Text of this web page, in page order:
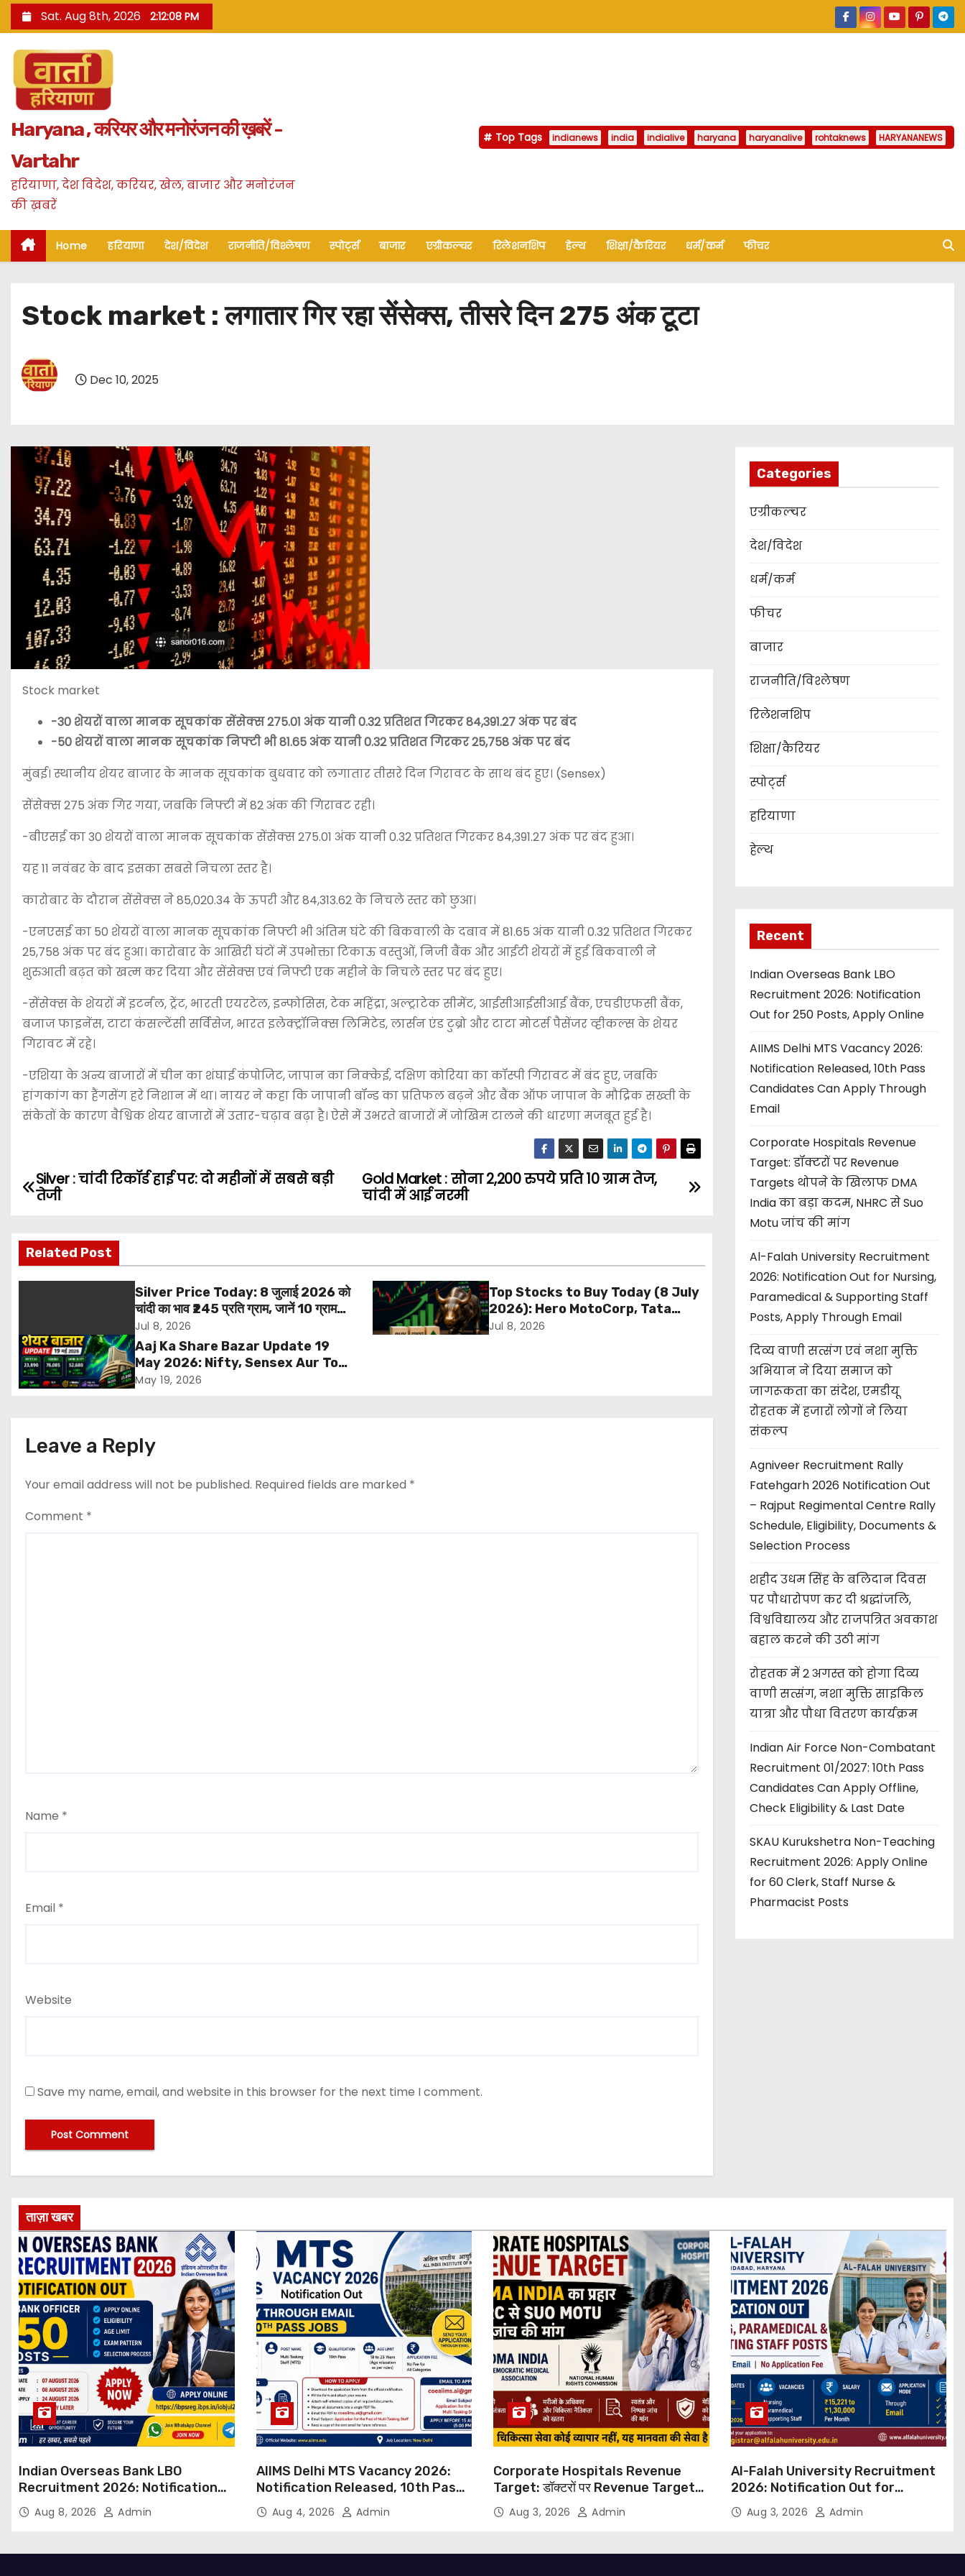
k
n
Sat. Aug 8th, 2026 2:12:09 PM
Haryana , करियर और मनोरंजन की ख़बरें -
Vartahr
हरियाणा, देश विदेश, करियर, खेल, बाजार और मनोरंजन
की ख़बरें
Top Tags indianews india indialive haryana haryanalive rohtaknews HARYANANEWS
Home हरियाणा देश/विदेश राजनीति/विश्लेषण स्पोर्ट्स बाजार एग्रीकल्चर रिलेशनशिप हेल्थ शिक्षा/कैरियर धर्म/कर्म फीचर
Stock market : लगातार गिर रहा सेंसेक्स, तीसरे दिन 275 अंक टूटा
Dec 10, 2025
Stock market
-30 शेयरों वाला मानक सूचकांक सेंसेक्स 275.01 अंक यानी 0.32 प्रतिशत गिरकर 84,391.27 अंक पर बंद
-50 शेयरों वाला मानक सूचकांक निफ्टी भी 81.65 अंक यानी 0.32 प्रतिशत गिरकर 25,758 अंक पर बंद
मुंबई। स्थानीय शेयर बाजार के मानक सूचकांक बुधवार को लगातार तीसरे दिन गिरावट के साथ बंद हुए। (Sensex)
सेंसेक्स 275 अंक गिर गया, जबकि निफ्टी में 82 अंक की गिरावट रही।
-बीएसई का 30 शेयरों वाला मानक सूचकांक सेंसेक्स 275.01 अंक यानी 0.32 प्रतिशत गिरकर 84,391.27 अंक पर बंद हुआ।
यह 11 नवंबर के बाद इसका सबसे निचला स्तर है।
कारोबार के दौरान सेंसेक्स ने 85,020.34 के ऊपरी और 84,313.62 के निचले स्तर को छुआ।
-एनएसई का 50 शेयरों वाला मानक सूचकांक निफ्टी भी अंतिम घंटे की बिकवाली के दबाव में 81.65 अंक यानी 0.32 प्रतिशत गिरकर
25,758 अंक पर बंद हुआ। कारोबार के आखिरी घंटों में उपभोक्ता टिकाऊ वस्तुओं, निजी बैंक और आईटी शेयरों में हुई बिकवाली ने
शुरुआती बढ़त को खत्म कर दिया और सेंसेक्स एवं निफ्टी एक महीने के निचले स्तर पर बंद हुए।
-सेंसेक्स के शेयरों में इटर्नल, ट्रेंट, भारती एयरटेल, इन्फोसिस, टेक महिंद्रा, अल्ट्राटेक सीमेंट, आईसीआईसीआई बैंक, एचडीएफसी बैंक,
बजाज फाइनेंस, टाटा कंसल्टेंसी सर्विसेज, भारत इलेक्ट्रॉनिक्स लिमिटेड, लार्सन एंड टुब्रो और टाटा मोटर्स पैसेंजर व्हीकल्स के शेयर
गिरावट में रहे।
-एशिया के अन्य बाजारों में चीन का शंघाई कंपोजिट, जापान का निक्केई, दक्षिण कोरिया का कॉस्पी गिरावट में बंद हुए, जबकि
हांगकांग का हैंगसेंग हरे निशान में था। नायर ने कहा कि जापानी बॉन्ड का प्रतिफल बढ़ने और बैंक ऑफ जापान के मौद्रिक सख्ती के
संकेतों के कारण वैश्विक शेयर बाजारों में उतार-चढ़ाव बढ़ा है। ऐसे में उभरते बाजारों में जोखिम टालने की धारणा मजबूत हुई है।
P
s
t
a
v
i
a
t
i
Gold Market : सोना 2,200 रुपये प्रति 10 ग्राम तेज,
चांदी में आई नरमी
Silver : चांदी रिकॉर्ड हाई पर: दो महीनों में सबसे बड़ी
तेजी
Related Post
Silver Price Today: 8 जुलाई 2026 को
चांदी का भाव ₹245 प्रति ग्राम, जानें 10 ग्राम
और 1 किलो सिल्वर की नई कीमत
Jul 8, 2026
Top Stocks to Buy Today (8 July
2026): Hero MotoCorp, Tata
Steel और ITBEES में खरीदारी की सलाह,
Jul 8, 2026
Aaj Ka Share Bazar Update 19
May 2026: Nifty, Sensex Aur Top
Gainers
May 19, 2026
Leave a Reply
Your email address will not be published. Required fields are marked *
Comment *
Name *
Email *
Website
Save my name, email, and website in this browser for the next time I comment.
Categories
एग्रीकल्चर
देश/विदेश
धर्म/कर्म
फीचर
बाजार
राजनीति/विश्लेषण
रिलेशनशिप
शिक्षा/कैरियर
स्पोर्ट्स
हरियाणा
हेल्थ
Recent
Indian Overseas Bank LBO
Recruitment 2026: Notification
Out for 250 Posts, Apply Online
AIIMS Delhi MTS Vacancy 2026:
Notification Released, 10th Pass
Candidates Can Apply Through
Email
Corporate Hospitals Revenue
Target: डॉक्टरों पर Revenue
Targets थोपने के खिलाफ DMA
India का बड़ा कदम, NHRC से Suo
Motu जांच की मांग
Al-Falah University Recruitment
2026: Notification Out for Nursing,
Paramedical & Supporting Staff
Posts, Apply Through Email
दिव्य वाणी सत्संग एवं नशा मुक्ति
अभियान ने दिया समाज को
जागरूकता का संदेश, एमडीयू
रोहतक में हजारों लोगों ने लिया
संकल्प
Agniveer Recruitment Rally
Fatehgarh 2026 Notification Out
– Rajput Regimental Centre Rally
Schedule, Eligibility, Documents &
Selection Process
शहीद उधम सिंह के बलिदान दिवस
पर पौधारोपण कर दी श्रद्धांजलि,
विश्वविद्यालय और राजपत्रित अवकाश
बहाल करने की उठी मांग
रोहतक में 2 अगस्त को होगा दिव्य
वाणी सत्संग, नशा मुक्ति साइकिल
यात्रा और पौधा वितरण कार्यक्रम
Indian Air Force Non-Combatant
Recruitment 01/2027: 10th Pass
Candidates Can Apply Offline,
Check Eligibility & Last Date
SKAU Kurukshetra Non-Teaching
Recruitment 2026: Apply Online
for 60 Clerk, Staff Nurse &
Pharmacist Posts
ताज़ा खबर
Indian Overseas Bank LBO
Recruitment 2026: Notification
Out for 250 Posts, Apply Online
Aug 8, 2026 Admin
AIIMS Delhi MTS Vacancy 2026:
Notification Released, 10th Pass
Candidates Can Apply Through
Email
Aug 4, 2026 Admin
Corporate Hospitals Revenue
Target: डॉक्टरों पर Revenue Targets
थोपने के खिलाफ DMA India का बड़ा कदम,
NHRC से Suo Motu जांच की मांग
Aug 3, 2026 Admin
Al-Falah University Recruitment
2026: Notification Out for
Nursing, Paramedical &
Supporting Staff Posts, Apply
Aug 3, 2026 Admin